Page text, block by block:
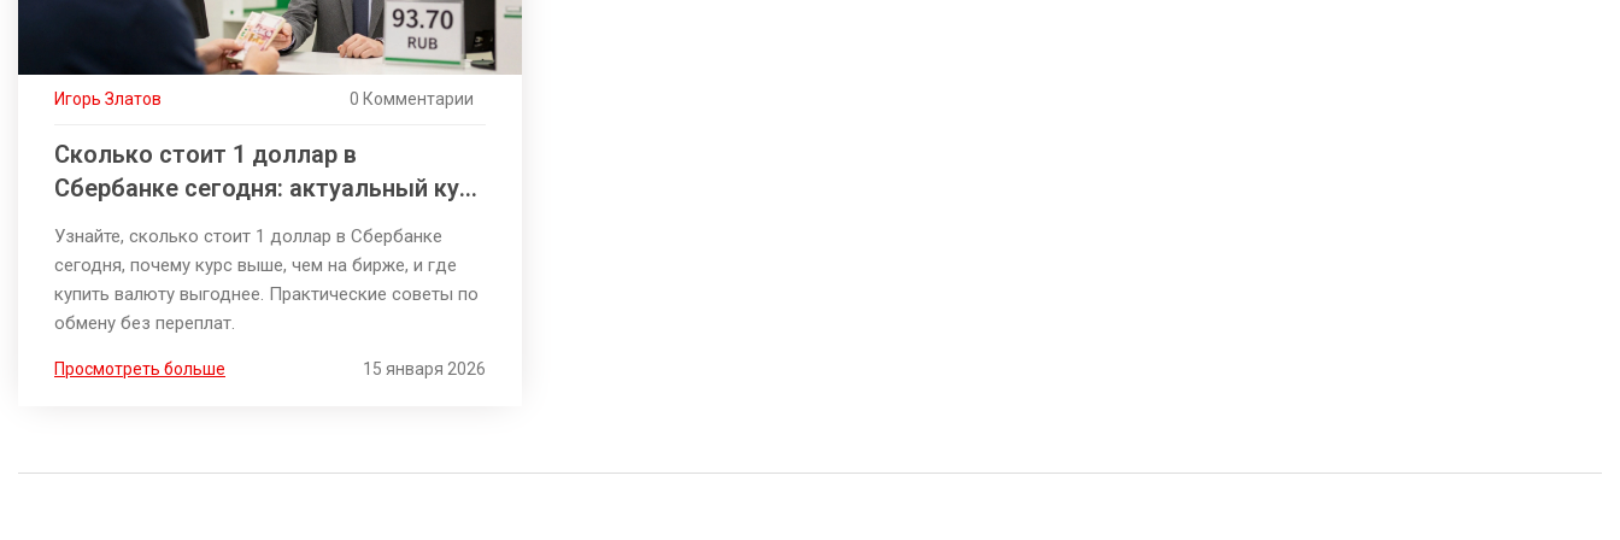
Игорь Златов 0 Комментарии
Сколько стоит 1 доллар в
Сбербанке сегодня: актуальный курс
и как не переплатить
Узнайте, сколько стоит 1 доллар в Сбербанке
сегодня, почему курс выше, чем на бирже, и где
купить валюту выгоднее. Практические советы по
обмену без переплат.
Просмотреть больше 15 января 2026